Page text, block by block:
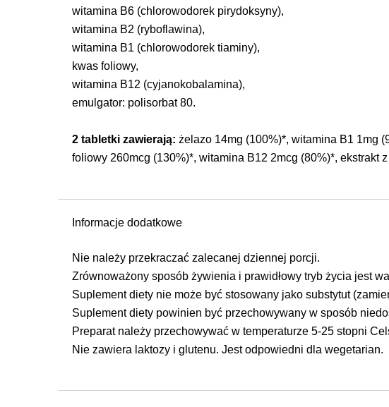
witamina B6 (chlorowodorek pirydoksyny),
witamina B2 (ryboflawina),
witamina B1 (chlorowodorek tiaminy),
kwas foliowy,
witamina B12 (cyjanokobalamina),
emulgator: polisorbat 80.
2 tabletki zawierają: żelazo 14mg (100%)*, witamina B1 1mg
foliowy 260mcg (130%)*, witamina B12 2mcg (80%)*, ekstrakt
Informacje dodatkowe
Nie należy przekraczać zalecanej dziennej porcji.
Zrównoważony sposób żywienia i prawidłowy tryb życia jest
Suplement diety nie może być stosowany jako substytut
Suplement diety powinien być przechowywany w sposób
Preparat należy przechowywać w temperaturze 5-25 stopni
Nie zawiera laktozy i glutenu. Jest odpowiedni dla wegetarian.